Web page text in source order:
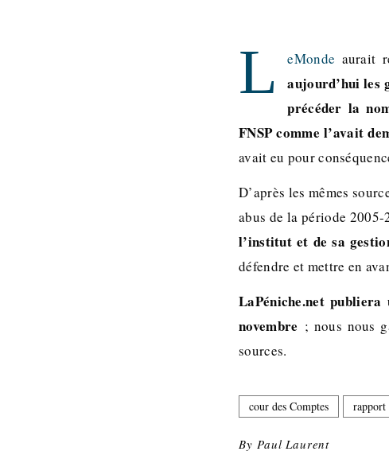
L eMonde aurait
aujourd’hui les
précéder la
FNSP comme l’avait
avait eu pour
D’après les mêmes
abus de la période
l’institut et de sa
défendre et mettre en
LaPéniche.net
novembre ; nous nous
sources.
cour des Comptes rapport
ByPaul Laurent